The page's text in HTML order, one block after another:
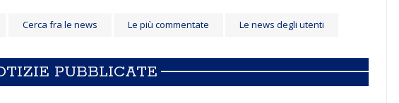
Cerca fra le news Le più commentate Le news degli utenti
PUBBLICATE